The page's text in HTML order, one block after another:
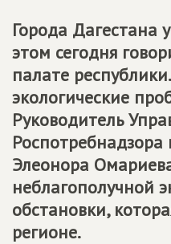
Города Дагестана
этом сегодня
палате
экологические
Руководитель
Роспотребнадзора
Элеонора
неблагополучной
обстановки,
регионе.